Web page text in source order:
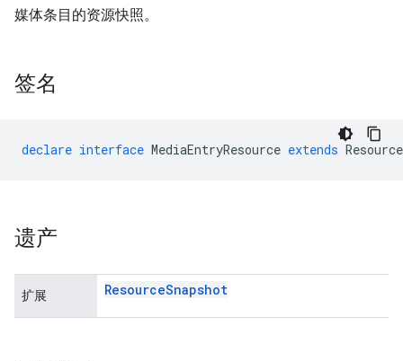
媒体条目的资源快照。
签名
declare interface MediaEntryResource extends
遗产
扩展 ResourceSnapshot